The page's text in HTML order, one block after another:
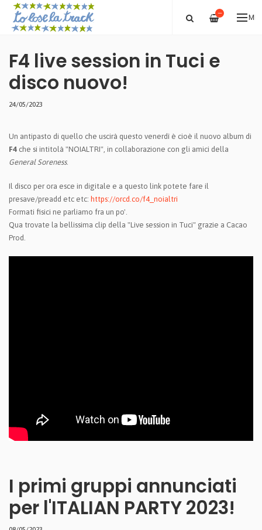
—
F4 live session in Tuci e
disco nuovo!
24/05/2023
Un antipasto di quello che uscirà questo venerdì è cioè il nuovo album di
F4 che si intitolà "NOIALTRI", in collaborazione con gli amici della
General Soreness.
Il disco per ora esce in digitale e a questo link potete fare il
presave/preadd etc etc: https://orcd.co/f4_noialtri
Formati fisici ne parliamo fra un po'.
Qua trovate la bellissima clip della "Live session in Tuci" grazie a Cacao
Prod.
I primi gruppi annunciati
per l'ITALIAN PARTY 2023!